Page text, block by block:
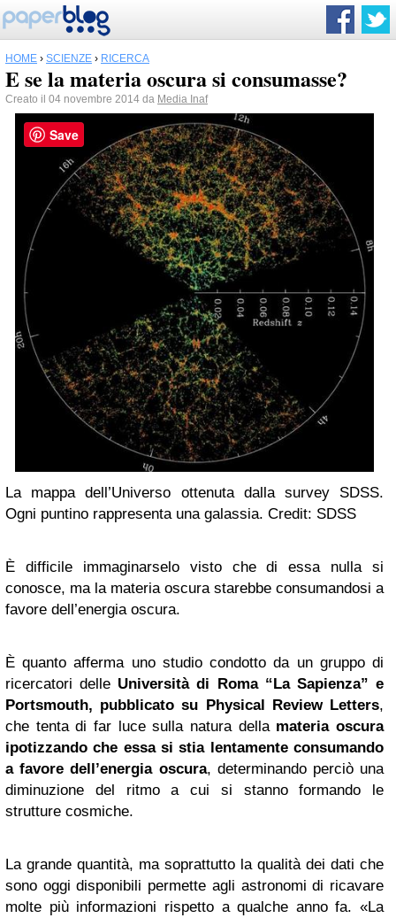
HOME › SCIENZE › RICERCA
E se la materia oscura si consumasse?
Creato il 04 novembre 2014 da Media Inaf
La mappa dell’Universo ottenuta dalla survey SDSS.
Ogni puntino rappresenta una galassia. Credit: SDSS
È difficile immaginarselo visto che di essa nulla si
conosce, ma la materia oscura starebbe consumandosi a
favore dell’energia oscura.
È quanto afferma uno studio condotto da un gruppo di
ricercatori delle Università di Roma“La Sapienza” e
Portsmouth, pubblicato su Physical Review Letters,
che tenta di far luce sulla natura della materia oscura
ipotizzando che essa si stia lentamente consumando
a favore dell’energia oscura, determinando perciò una
diminuzione del ritmo a cui si stanno formando le
strutture cosmiche.
La grande quantità, ma soprattutto la qualità dei dati che
sono oggi disponibili permette agli astronomi di ricavare
molte più informazioni rispetto a qualche anno fa. «La
Save